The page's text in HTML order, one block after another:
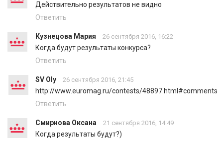
Действительно результатов не видно
Ответить
Кузнецова Мария 26 сентября 2016, 16:22
Когда будут результаты конкурса?
Ответить
SV Oly 26 сентября 2016, 21:45
http://www.euromag.ru/contests/48897.html#comments
Ответить
Смирнова Оксана 21 сентября 2016, 14:49
Когда результаты будут?)